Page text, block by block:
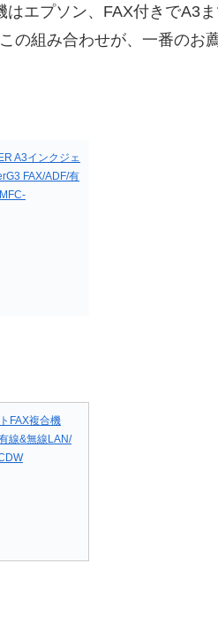
はエプソン、FAX付きでA3
の組み合わせが、一番のお
A3インクジェ
FAX/ADF/有
FAX複合機
線&無線LAN/